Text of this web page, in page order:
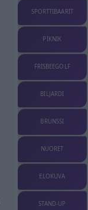
SPORTTIBAARIT
PIKNIK
FRISBEEGOLF
BILJARDI
BRUNSSI
NUORET
ELOKUVA
STAND-UP